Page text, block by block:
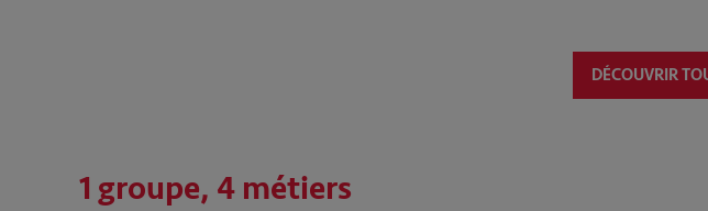
DÉCOUVRIR
1 groupe, 4 métiers